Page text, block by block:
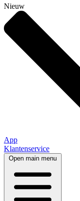
Nieuw
App
Klantenservice
Open main menu